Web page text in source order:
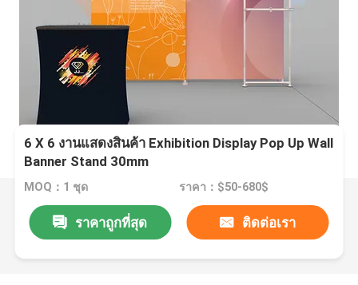
6 X 6 งานแสดงสินค้า Exhibition Display Pop Up Wall
Banner Stand 30mm
MOQ：1 ชุด ราคา：$50-680$
ราคาถูกที่สุด ติดต่อเรา